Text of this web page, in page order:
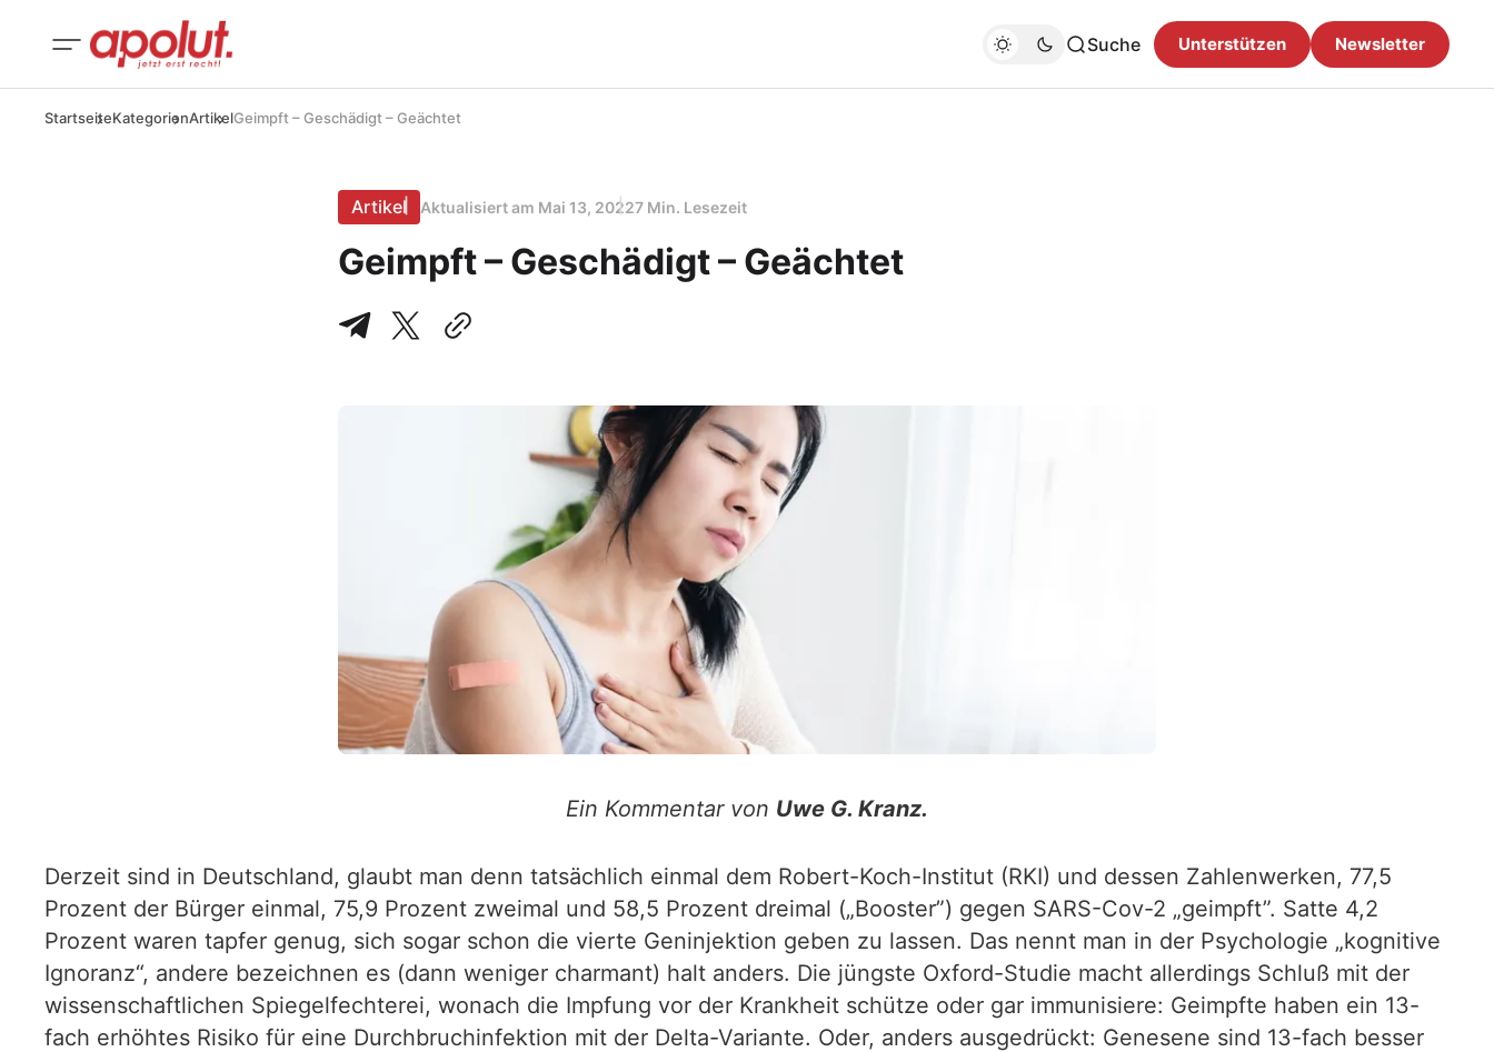
Suche Unterstützen Newsletter
StartseiteKategorienArtikelGeimpft – Geschädigt – Geächtet
Artikel Aktualisiert am Mai 13, 20227 Min. Lesezeit
Geimpft – Geschädigt – Geächtet
Ein Kommentar von Uwe G. Kranz.
Derzeit sind in Deutschland, glaubt man denn tatsächlich einmal dem Robert-Koch-Institut (RKI) und dessen Zahlenwerken, 77,5
Prozent der Bürger einmal, 75,9 Prozent zweimal und 58,5 Prozent dreimal („Booster”) gegen SARS-Cov-2 „geimpft”. Satte 4,2
Prozent waren tapfer genug, sich sogar schon die vierte Geninjektion geben zu lassen. Das nennt man in der Psychologie „kognitive
Ignoranz“, andere bezeichnen es (dann weniger charmant) halt anders. Die jüngste Oxford-Studie macht allerdings Schluß mit der
wissenschaftlichen Spiegelfechterei, wonach die Impfung vor der Krankheit schütze oder gar immunisiere: Geimpfte haben ein 13-
fach erhöhtes Risiko für eine Durchbruchinfektion mit der Delta-Variante. Oder, anders ausgedrückt: Genesene sind 13-fach besser